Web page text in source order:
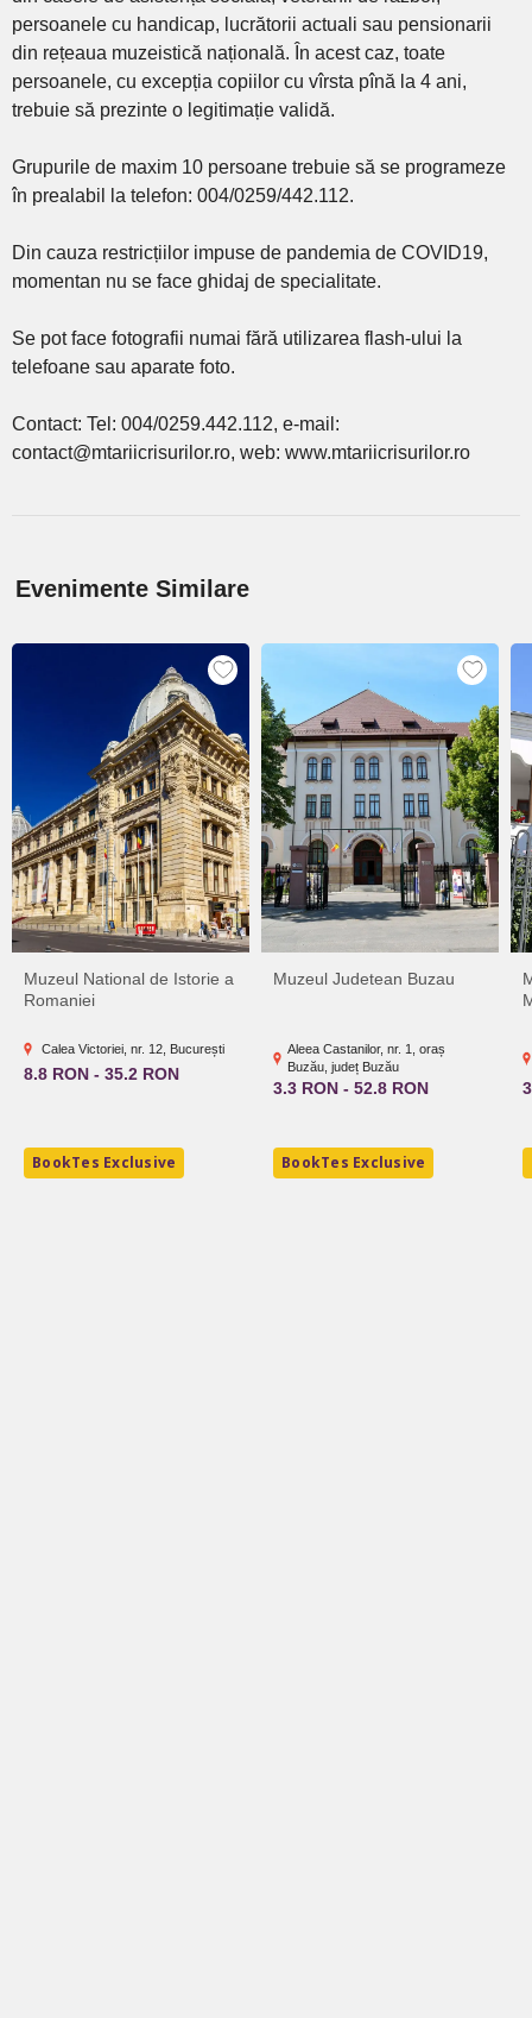
persoanele cu handicap, lucrătorii actuali sau pensionarii
din rețeaua muzeistică națională. În acest caz, toate
persoanele, cu excepția copiilor cu vîrsta pînă la 4 ani,
trebuie să prezinte o legitimație validă.
Grupurile de maxim 10 persoane trebuie să se programeze
în prealabil la telefon: 004/0259/442.112.
Din cauza restricțiilor impuse de pandemia de COVID19,
momentan nu se face ghidaj de specialitate.
Se pot face fotografii numai fără utilizarea flash-ului la
telefoane sau aparate foto.
Contact: Tel: 004/0259.442.112, e-mail:
contact@mtariicrisurilor.ro, web: www.mtariicrisurilor.ro
Evenimente Similare
Muzeul National de Istorie a
Romaniei
Calea Victoriei, nr. 12, București
8.8 RON - 35.2 RON
BookTes Exclusive
Muzeul Judetean Buzau
Aleea Castanilor, nr. 1, oraș
Buzău, județ Buzău
3.3 RON - 52.8 RON
BookTes Exclusive